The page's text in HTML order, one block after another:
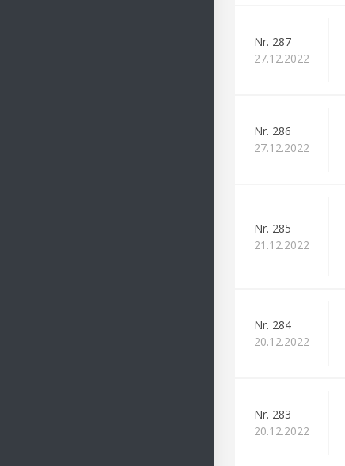
Nr. 287
27.12.2022
Nr. 286
27.12.2022
Nr. 285
21.12.2022
Nr. 284
20.12.2022
Nr. 283
20.12.2022